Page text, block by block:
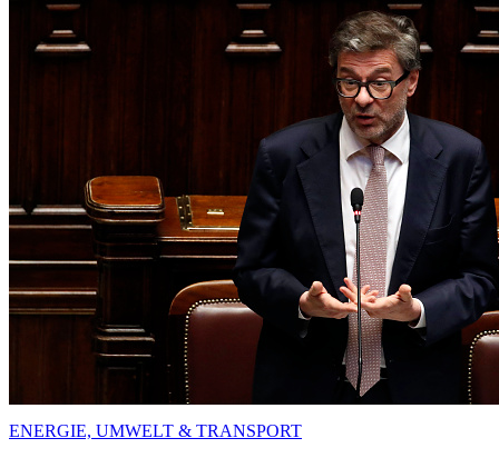
ENERGIE, UMWELT & TRANSPORT